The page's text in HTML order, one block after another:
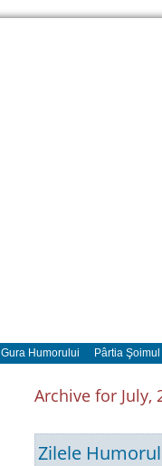
Gura Humorului Pârtia Şoimul
Archive for July,
Zilele